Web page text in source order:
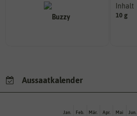
Inhalt
10 g
Aussaatkalender
Jan. Feb. Mär. Apr. Mai Jun.